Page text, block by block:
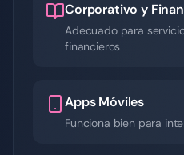
Corporativo y
Adecuado para
financieros
Apps Móviles
Funciona bien para